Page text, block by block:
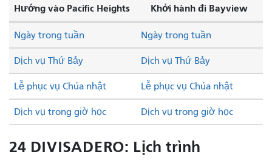
Hướng vào Pacific Heights Khởi hành đi Bayview
Dịch vụ Thứ Bảy Dịch vụ Thứ Bảy
Lễ phục vụ Chúa nhật Lễ phục vụ Chúa nhật
Ngày trong tuần Ngày trong tuần
Dịch vụ trong giờ học Dịch vụ trong giờ học
24 DIVISADERO: Lịch trình